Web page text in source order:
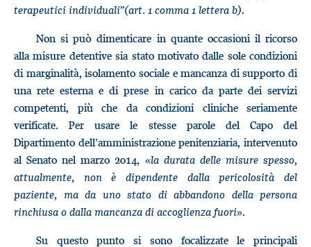
terapeutici individuali”(art. 1 comma 1 lettera b).
Non si può dimenticare in quante occasioni il ricorso
alla misure detentive sia stato motivato dalle sole condizioni
di marginalità, isolamento sociale e mancanza di supporto di
una rete esterna e di prese in carico da parte dei servizi
competenti, più che da condizioni cliniche seriamente
verificate. Per usare le stesse parole del Capo del
Dipartimento dell’amministrazione penitenziaria, intervenuto
al Senato nel marzo 2014, «la durata delle misure spesso,
attualmente, non è dipendente dalla pericolosità del
paziente, ma da uno stato di abbandono della persona
rinchiusa o dalla mancanza di accoglienza fuori».
Su questo punto si sono focalizzate le principali